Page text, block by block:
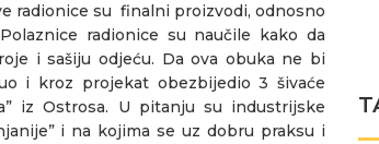
radionice su finalni proizvodi, odnosno
radionice su naučile kako da
i sašiju odjeću. Da ova obuka ne bi
i kroz projekat obezbijedio 3 šivaće
iz Ostrosa. U pitanju su industrijske
i na kojima se uz dobru praksu i